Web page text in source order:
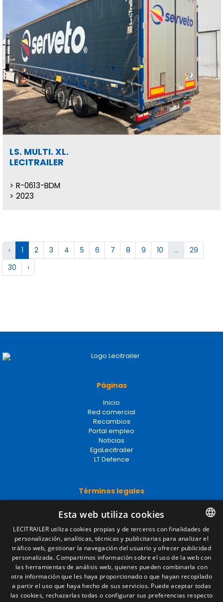
LS. MULTI. XL.
LECITRAILER
R-0613-BDM
2023
‹ 1 2 3 4 5 6 7 8 9 10 ...
29
30
›
Páginas
Inicio
Red comercial
Recambios
Portal empleo
Noticias
EgaLecitrailer
LT Defence
Términos legales
Política de privacidad
Política de cookies
Condiciones generales de venta
Gestionar cookies
Contacto
Camino de los Huertos, S/N. Apdo 100
SPANISH
ENGLISH
FRENCH
ITALIAN
Esta web utiliza cookies
LECITRAILER utiliza cookies propias y de terceros con finalidades de
personalización, analíticas, técnicas y publicitarias para analizar el
tráfico web, gestionar la navegación del usuario y ofrecer publicidad
personalizada. Compartimos información sobre el uso de la web con
las herramientas de análisis web, quienes pueden combinarla con
otra información que les haya proporcionado o que hayan recopilado
a partir el uso que haya hecho de sus servicios. Puede aceptar todas
las cookies, rechazarlas todas o configurar sus preferencias respecto